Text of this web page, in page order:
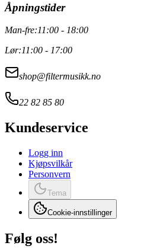
Åpningstider
Man-fre:11:00 - 18:00
Lør:11:00 - 17:00
shop@filtermusikk.no
22 82 85 80
Kundeservice
Logg inn
Kjøpsvilkår
Personvern
Tema
Cookie-innstillinger
Følg oss!